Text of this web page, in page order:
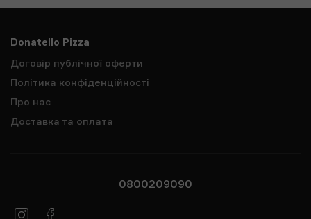
Donatello Pizza
Договір публічної оферти
Політика конфіденційності
Про нас
Доставка та оплата
0800209090